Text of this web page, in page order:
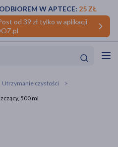
od 39 zł tylko w aplikacji
W APTECE: 25 ZŁ
Utrzymanie czystości
500 ml